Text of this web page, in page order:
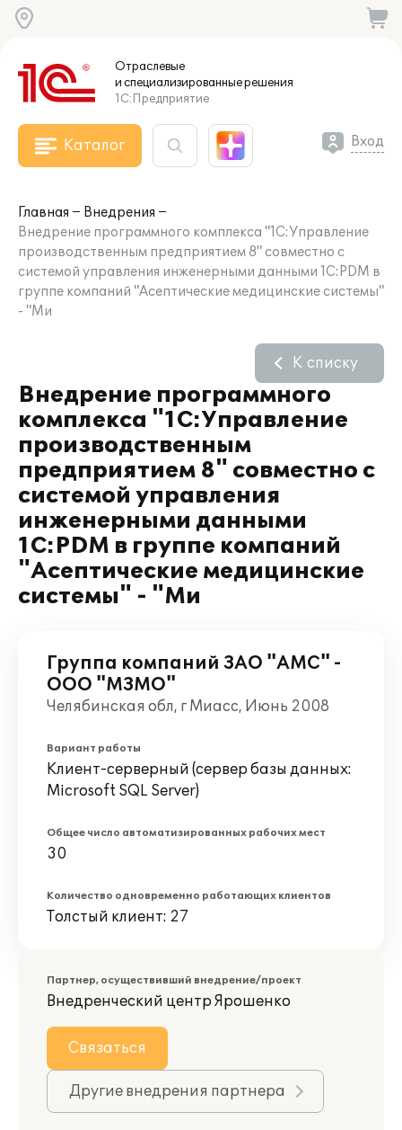
Отраслевые
и специализированныерешения
1С:Предприятие
Каталог Вход
Главная
Внедрения
Внедрение программного комплекса "1С:Управление
производственным предприятием 8" совместно с
системой управления инженерными данными 1С:PDM в
группе компаний "Асептические медицинские системы"
- "Ми
Внедрение программного
комплекса "1С:Управление
производственным
предприятием 8" совместно с
системой управления
инженерными данными
1С:PDM в группе компаний
"Асептические медицинские
системы" - "Ми
К списку
Группа компаний ЗАО "АМС" -
ООО "МЗМО"
Челябинская обл, г Миасс, Июнь 2008
Вариант работы
Клиент-серверный (сервер базы данных:
Microsoft SQL Server)
Общее число автоматизированных рабочих мест
30
Количество одновременно работающих клиентов
Толстый клиент: 27
Партнер, осуществивший внедрение/проект
Внедренческий центр Ярошенко
Связаться
Другие внедрения партнера